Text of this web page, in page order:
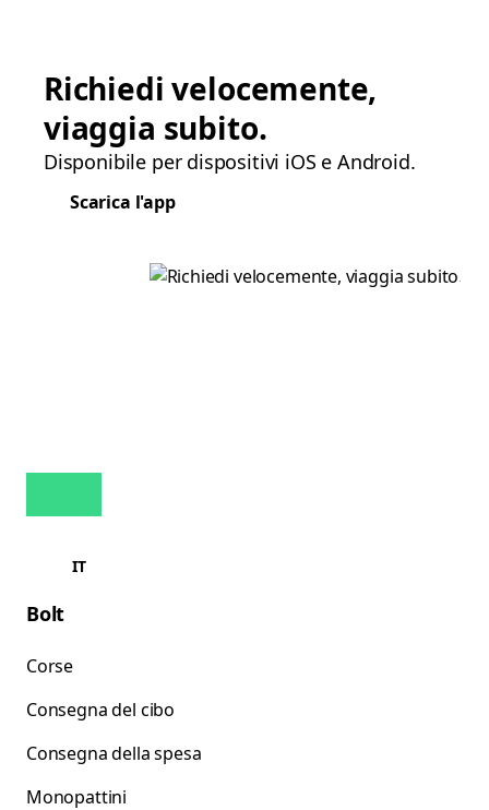
Richiedi velocemente,
viaggia subito.
Disponibile per dispositivi iOS e Android.
Scarica l'app
IT
Bolt
Corse
Consegna del cibo
Consegna della spesa
Monopattini